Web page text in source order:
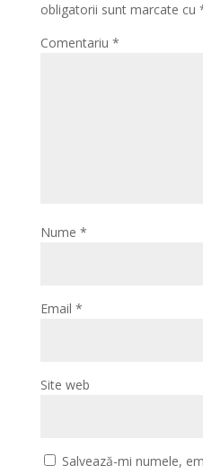
obligatorii sunt marcate cu
Comentariu *
Nume *
Email *
Site web
Salvează-mi numele,